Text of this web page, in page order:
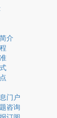
介
门户
咨询